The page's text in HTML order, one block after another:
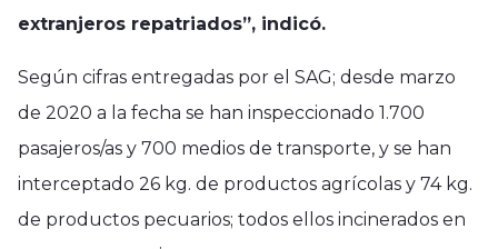
extranjeros repatriados”, indicó.
Según cifras entregadas por el SAG; desde marzo
de 2020 a la fecha se han inspeccionado 1.700
pasajeros/as y 700 medios de transporte, y se han
interceptado 26 kg. de productos agrícolas y 74 kg.
de productos pecuarios; todos ellos incinerados en